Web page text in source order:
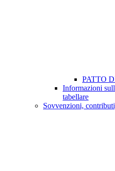
PATTO
Informazioni
tabellare
Sovvenzioni,